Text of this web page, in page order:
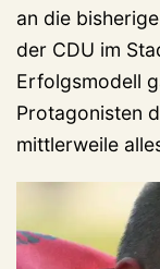
an die
der CDU im
Erfolgsmodell
Protagonisten
mittlerweile